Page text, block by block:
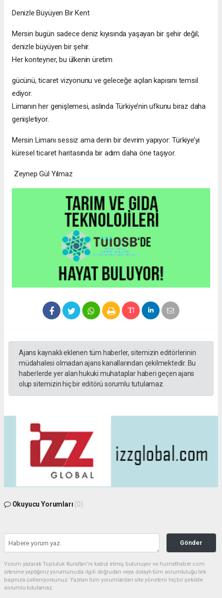
Denizle Büyüyen Bir Kent
Mersin bugün sadece deniz kıyısında yaşayan bir şehir değil;
denizle büyüyen bir şehir.
Her konteyner, bu ülkenin üretim
gücünü, ticaret vizyonunu ve geleceğe açılan kapısını temsil
ediyor.
Limanın her genişlemesi, aslında Türkiye’nin ufkunu biraz daha
genişletiyor.
Mersin Limanı sessiz ama derin bir devrim yapıyor: Türkiye’yi
küresel ticaret haritasında bir adım daha öne taşıyor.
Zeynep Gül Yılmaz
Ajans kaynaklı eklenen tüm haberler, sitemizin editörlerinin
müdahalesi olmadan ajans kanallarından çekilmektedir. Bu
haberlerde yer alan hukuki muhataplar haberi geçen ajans
olup sitemizin hiç bir editörü sorumlu tutulamaz.
Okuyucu Yorumları (0)
Gönder
Yorum yazarak Topluluk Kuralları’nı kabul etmiş bulunuyor ve hurnethaber.com
sitesine yaptığınız yorumunuzla ilgili doğrudan veya dolaylı tüm sorumluluğu tek
başınıza üstleniyorsunuz. Yazılan tüm yorumlardan site yönetimi hiçbir şekilde
sorumlu tutulamaz.